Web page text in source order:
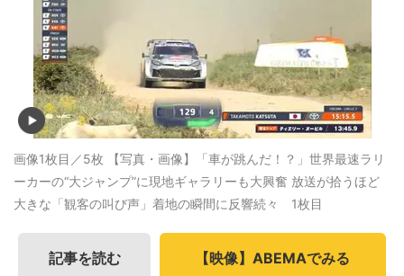
画像1枚目／5枚 【写真・画像】「車が跳んだ！？」世界最速ラリ
ーカーの“大ジャンプ”に現地ギャラリーも大興奮 放送が拾うほど
大きな「観客の叫び声」着地の瞬間に反響続々 1枚目
記事を読む 【映像】ABEMAでみる